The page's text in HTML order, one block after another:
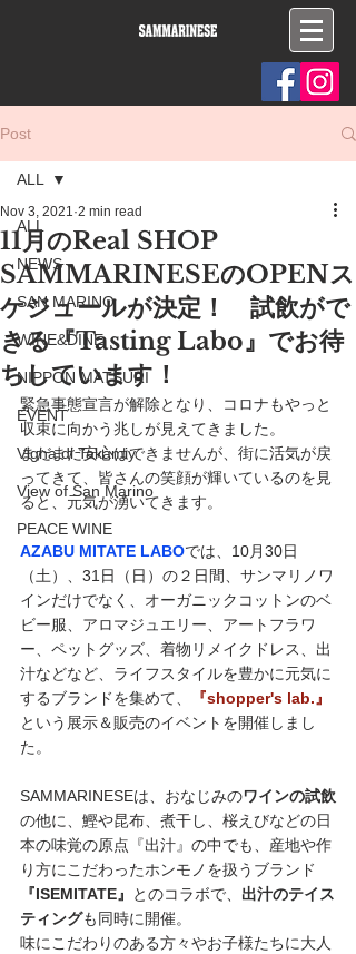
Post
ALL
NEWS
SAN MARINO
WINE&DINE
NIPPON MATSURI
EVENT
Vigna di Takamiy
View of San Marino
PEACE WINE
ALL
11月のReal SHOP
SAMMARINESEのOPENス
ケジュールが決定！ 試飲がで
きる『Tasting Labo』でお待
ちしています！
Nov 3, 2021 2 min read
緊急事態宣言が解除となり、コロナもやっと
収束に向かう兆しが見えてきました。
まだまだ安心はできませんが、街に活気が戻
ってきて、皆さんの笑顔が輝いているのを見
ると、元気が湧いてきます。
AZABU MITATE LABOでは、10月30日
（土）、31日（日）の２日間、サンマリノワ
インだけでなく、オーガニックコットンのベ
ビー服、アロマジュエリー、アートフラワ
ー、ペットグッズ、着物リメイクドレス、出
汁などなど、ライフスタイルを豊かに元気に
するブランドを集めて、
『shopper's lab.』
という展示＆販売のイベントを開催しまし
た。
SAMMARINESEは、おなじみのワインの試飲
の他に、鰹や昆布、煮干し、桜えびなどの日
本の味覚の原点『出汁』の中でも、産地や作
り方にこだわったホンモノを扱うブランド
『ISEMITATE』
とのコラボで、 出汁のテイス
ティングも同時に開催。
味にこだわりのある方々やお子様たちに大人